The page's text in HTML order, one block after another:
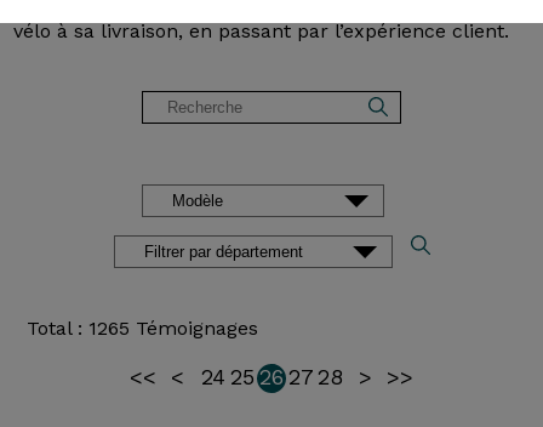
vélo à sa livraison, en passant par l’expérience client.
Total : 1265 Témoignages
<< < 24 25 26 27 28 > >>